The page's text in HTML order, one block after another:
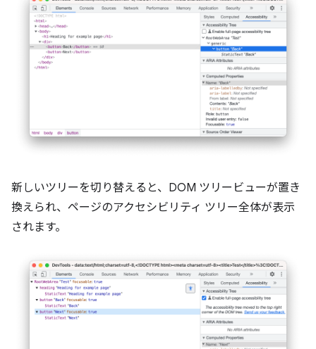
新しいツリーを切り替えると、DOM ツリービューが置き
換えられ、ページのアクセシビリティ ツリー全体が表示
されます。